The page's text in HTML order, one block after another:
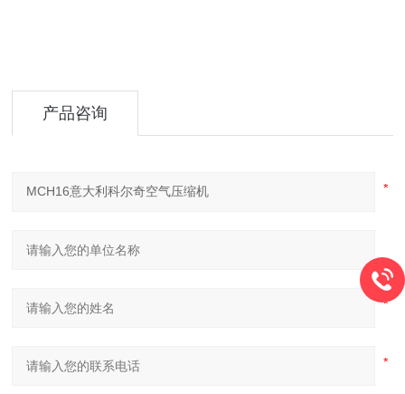
产品咨询